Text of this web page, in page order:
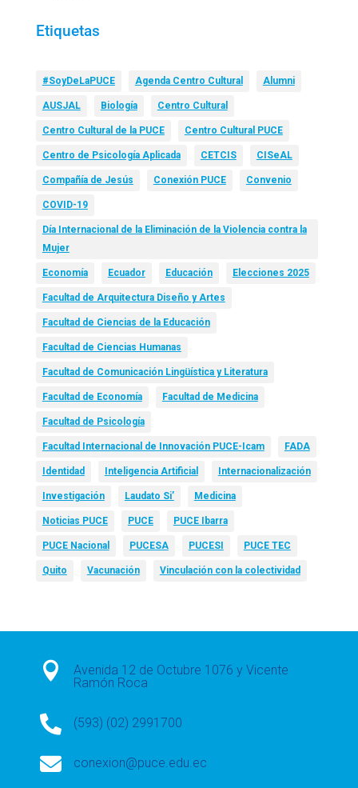
Etiquetas
#SoyDeLaPUCE Agenda Centro Cultural Alumni
AUSJAL Biología Centro Cultural
Centro Cultural de la PUCE Centro Cultural PUCE
Centro de Psicología Aplicada CETCIS CISeAL
Compañía de Jesús Conexión PUCE Convenio
COVID-19
Día Internacional de la Eliminación de la Violencia contra la
Mujer
Economía Ecuador Educación Elecciones 2025
Facultad de Arquitectura Diseño y Artes
Facultad de Ciencias de la Educación
Facultad de Ciencias Humanas
Facultad de Comunicación Lingüística y Literatura
Facultad de Economía Facultad de Medicina
Facultad de Psicología
Facultad Internacional de Innovación PUCE-Icam FADA
Identidad Inteligencia Artificial Internacionalización
Investigación Laudato Si’ Medicina
Noticias PUCE PUCE PUCE Ibarra
PUCE Nacional PUCESA PUCESI PUCE TEC
Quito Vacunación Vinculación con la colectividad

Avenida 12 de Octubre 1076 y Vicente
Ramón Roca
 (593) (02) 2991700
 conexion@puce.edu.ec